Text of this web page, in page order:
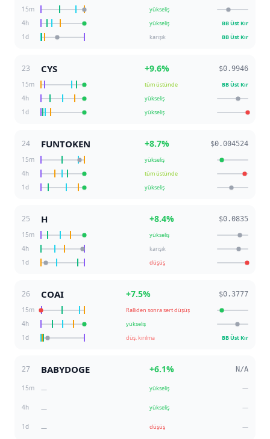
15m
yükseliş
4h yükseliş BB Üst Kır
1d karışık BB Üst Kır
23 CYS +9.6%
$0.9946
15m
tüm üstünde BB Üst Kır
4h yükseliş
1d yükseliş
24 FUNTOKEN +8.7%
$0.004524
15m
yükseliş
4h tüm üstünde
1d yükseliş
25 H +8.4%
$0.0835
15m
yükseliş
4h karışık
1d düşüş
26 COAI +7.5%
$0.3777
15m
Ralliden sonra sert düşüş
4h yükseliş
1d düş. kırılma BB Üst Kır
27 BABYDOGE +6.1% N/A
15m — yükseliş —
4h — yükseliş —
1d — düşüş —